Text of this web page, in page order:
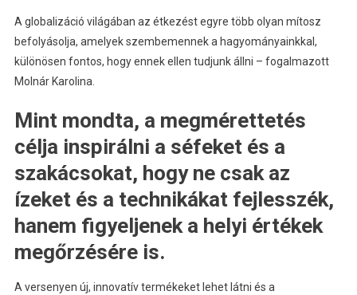
A globalizáció világában az étkezést egyre több olyan mítosz
befolyásolja, amelyek szembemennek a hagyományainkkal,
különösen fontos, hogy ennek ellen tudjunk állni – fogalmazott
Molnár Karolina.
Mint mondta, a megmérettetés
célja inspirálni a séfeket és a
szakácsokat, hogy ne csak az
ízeket és a technikákat fejlesszék,
hanem figyeljenek a helyi értékek
megőrzésére is.
A versenyen új, innovatív termékeket lehet látni és a